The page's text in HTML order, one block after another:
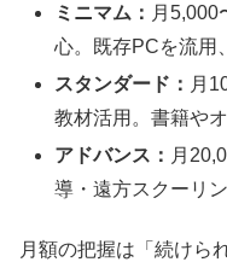
ミニマム： 月5,000
心。既存PCを流用
スタンダード： 月
教材活用。書籍や
アドバンス： 月
導・遠方スクーリ
月額の把握は「続けら